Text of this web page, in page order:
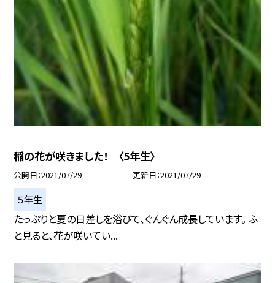
稲の花が咲きました！ 〈5年生〉
公開日 2021/07/29 更新日 2021/07/29
５年生
たっぷりと夏の日差しを浴びて、ぐんぐん成長しています。 ふ
と見ると、花が咲いてい...